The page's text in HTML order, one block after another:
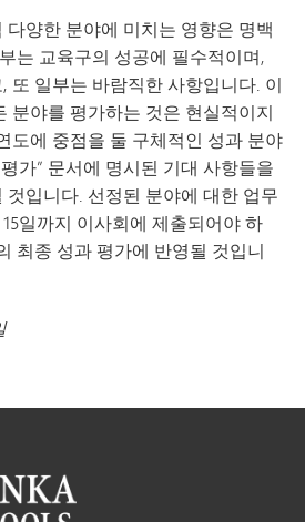
다양한 분야에 미치는 영향은 명백
는 교육구의 성공에 필수적이며,
또 일부는 바람직한 사항입니다. 이
분야를 평가하는 것은 현실적이지
도에 중점을 둘 구체적인 성과 분야
가” 문서에 명시된 기대 사항들을
것입니다. 선정된 분야에 대한 업무
일까지 이사회에 제출되어야 하
최종 성과 평가에 반영될 것입니